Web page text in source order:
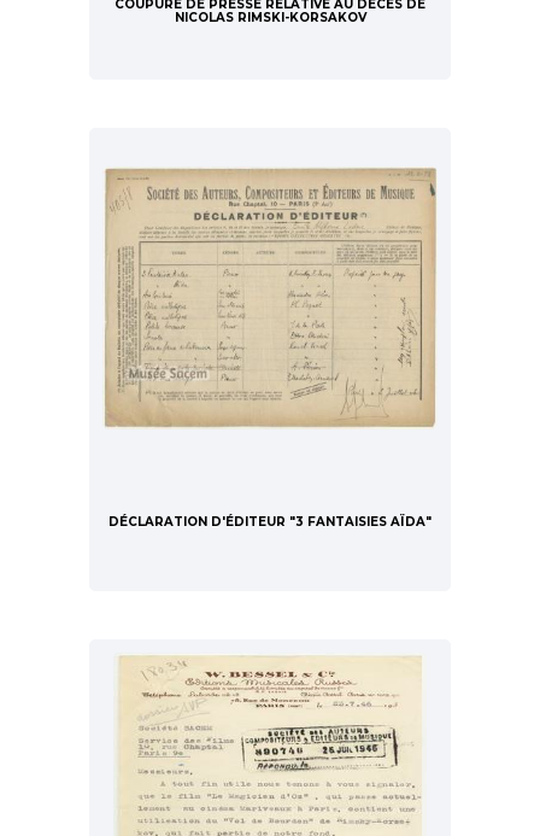
COUPURE DE PRESSE RELATIVE AU DÉCÈS DE
NICOLAS RIMSKI-KORSAKOV
DÉCLARATION D'ÉDITEUR "3 FANTAISIES AÏDA"